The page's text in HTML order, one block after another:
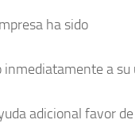
ha sido
a
adicional favor